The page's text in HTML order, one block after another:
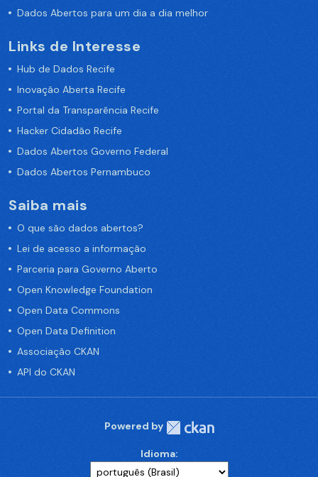
Dados Abertos para um dia a dia melhor
Links de Interesse
Hub de Dados Recife
Inovação Aberta Recife
Portal da Transparência Recife
Hacker Cidadão Recife
Dados Abertos Governo Federal
Dados Abertos Pernambuco
Saiba mais
O que são dados abertos?
Lei de acesso a informação
Parceria para Governo Aberto
Open Knowledge Foundation
Open Data Commons
Open Data Definition
Associação CKAN
API do CKAN
Powered by
Idioma